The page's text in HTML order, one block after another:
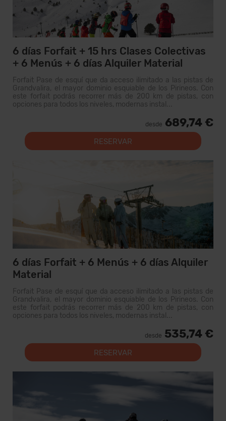
6 días Forfait + 15 hrs Clases Colectivas
+ 6 Menús + 6 días Alquiler Material
Forfait Pase de esquí que da acceso ilimitado a las pistas de
Grandvalira, el mayor dominio esquiable de los Pirineos. Con
este forfait podrás recorrer más de 200 km de pistas, con
opciones para todos los niveles, modernas instal...
desde 689,74 €
RESERVAR
6 días Forfait + 6 Menús + 6 días Alquiler
Material
Forfait Pase de esquí que da acceso ilimitado a las pistas de
Grandvalira, el mayor dominio esquiable de los Pirineos. Con
este forfait podrás recorrer más de 200 km de pistas, con
opciones para todos los niveles, modernas instal...
desde 535,74 €
RESERVAR